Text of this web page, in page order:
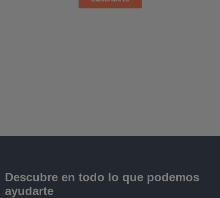
Descubre en todo lo que podemos
ayudarte